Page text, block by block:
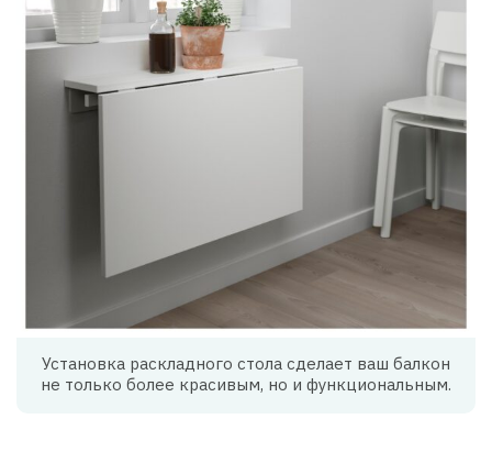
Установка раскладного стола сделает ваш балкон
не только более красивым, но и функциональным.